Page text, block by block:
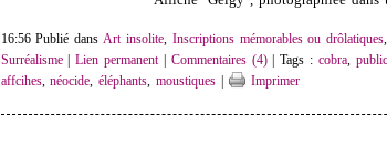
16:56 Publié dansArt insolite, Inscriptions mémorables ou drôlatiques
Surréalisme|Lien permanent| Commentaires (4)| Tags : cobra,
affcihes,néocide,éléphants,moustiques Imprimer